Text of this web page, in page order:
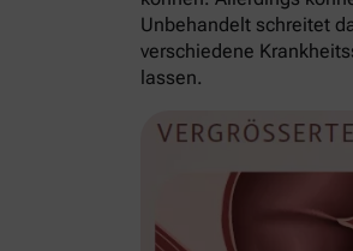
Unbehandelt schreitet
verschiedene
lassen.